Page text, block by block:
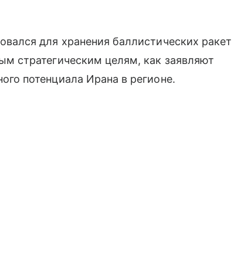
для хранения баллистических ракет
стратегическим целям, как заявляют
потенциала Ирана в регионе.